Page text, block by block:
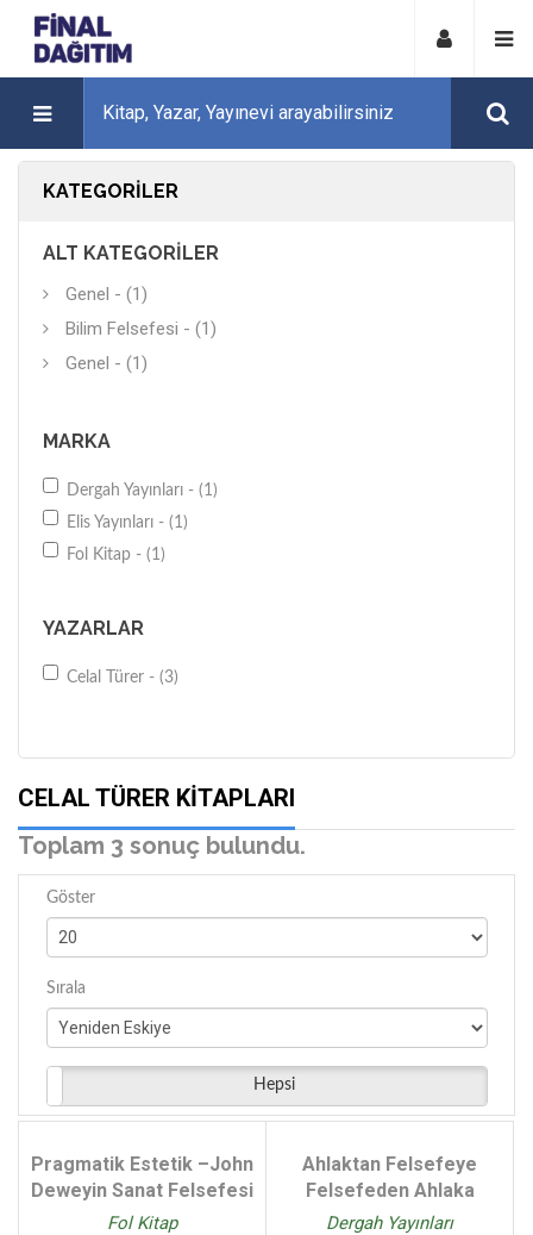
KATEGORILER
ALT KATEGORILER
Genel - (1)
Bilim Felsefesi - (1)
Genel - (1)
MARKA
Dergah Yayınları - (1)
Elis Yayınları - (1)
Fol Kitap - (1)
YAZARLAR
Celal Türer - (3)
CELAL TÜRER KITAPLARI
Toplam 3 sonuç bulundu.
Göster
Sırala
Hepsi
Pragmatik Estetik –John
Deweyin Sanat Felsefesi
Fol Kitap
Ahlaktan Felsefeye
Felsefeden Ahlaka
Dergah Yayınları